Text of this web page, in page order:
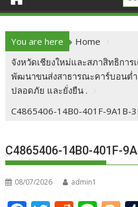
You are here
Home
จังหวัดเชียงใหม่และสภาสิทธิการ
พัฒนาขนส่งสาธารณะคาร์บอนต่ำ
ปลอดภัย และยั่งยืน .
C4865406-14B0-401F-9A1B-
C4865406-14B0-401F-
08/07/2026 admin1